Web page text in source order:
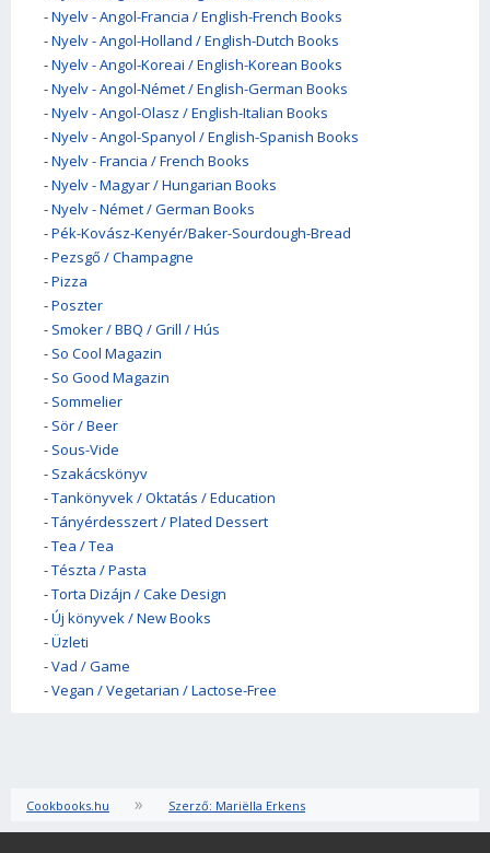
-Nyelv - Angol-Francia / English-French Books
-Nyelv - Angol-Holland / English-Dutch Books
-Nyelv - Angol-Koreai / English-Korean Books
-Nyelv - Angol-Német / English-German Books
-Nyelv - Angol-Olasz / English-Italian Books
-Nyelv - Angol-Spanyol / English-Spanish Books
-Nyelv - Francia / French Books
-Nyelv - Magyar / Hungarian Books
-Nyelv - Német / German Books
-Pék-Kovász-Kenyér/Baker-Sourdough-Bread
-Pezsgő / Champagne
-Pizza
-Poszter
- Smoker / BBQ / Grill / Hús
- So Cool Magazin
- So Good Magazin
- Sommelier
- Sör / Beer
- Sous-Vide
- Szakácskönyv
-Tankönyvek / Oktatás / Education
-Tányérdesszert / Plated Dessert
-Tea / Tea
-Tészta / Pasta
-Torta Dizájn / Cake Design
-Új könyvek / New Books
-Üzleti
-Vad / Game
-Vegan / Vegetarian / Lactose-Free
Cookbooks.hu » Szerző: Mariëlla Erkens